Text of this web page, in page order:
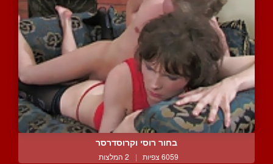
בחור רוסי וקרוסדרסר
6059 צפיות | 2 המלצות